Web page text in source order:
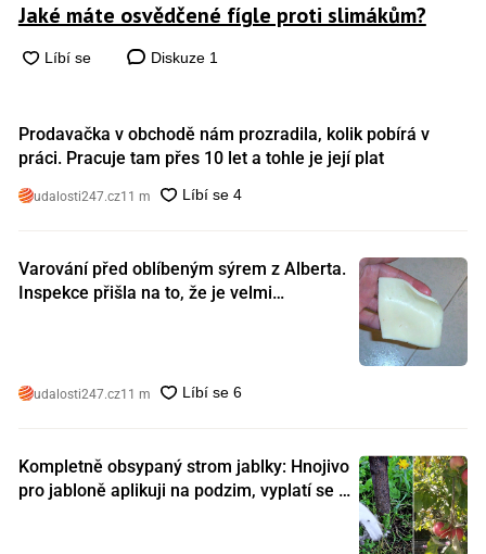
Jaké máte osvědčené fígle proti slimákům?
Diskuze 1
Prodavačka v obchodě nám prozradila, kolik pobírá v
práci. Pracuje tam přes 10 let a tohle je její plat
udalosti247.cz11 m
Varování před oblíbeným sýrem z Alberta.
Inspekce přišla na to, že je velmi
udalosti247.cz11 m
Kompletně obsypaný strom jablky: Hnojivo
pro jabloně aplikuji na podzim, vyplatí se s